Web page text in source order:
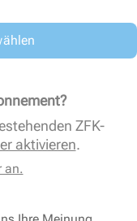
ZFK-
aktivieren.
an.